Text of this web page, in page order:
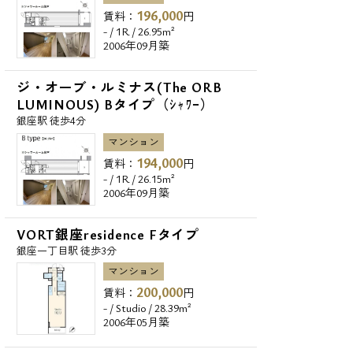
賃料： 196,000円
- / 1R / 26.95m²
2006年09月築
ジ・オーブ・ルミナス(The ORB
LUMINOUS) Bタイプ（ｼｬﾜｰ）
銀座駅 徒歩4分
マンション
賃料： 194,000円
- / 1R / 26.15m²
2006年09月築
VORT銀座residence Fタイプ
銀座一丁目駅 徒歩3分
マンション
賃料： 200,000円
- / Studio / 28.39m²
2006年05月築